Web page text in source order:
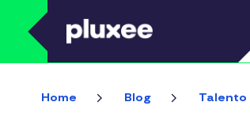
Pasar al contenido principal
Home Blog Talento